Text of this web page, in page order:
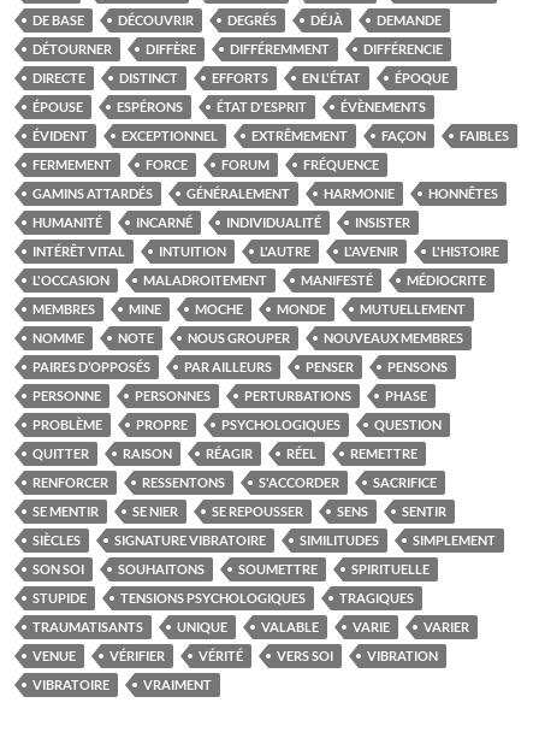
DE BASE
DÉCOUVRIR DEGRÉS DÉJÀ
DEMANDE
DÉTOURNER
DIFFÈRE DIFFÉREMMENT
DIFFÉRENCIE
DIRECTE
DISTINCT EFFORTS EN L'ÉTAT
ÉPOQUE
ÉPOUSE
ESPÉRONS ÉTAT D'ESPRIT
ÉVÈNEMENTS
ÉVIDENT
EXCEPTIONNEL EXTRÊMEMENT FAÇON
FAIBLES
FERMEMENT
FORCE FORUM
FRÉQUENCE
GAMINS ATTARDÉS
GÉNÉRALEMENT HARMONIE
HONNÊTES
HUMANITÉ
INCARNÉ INDIVIDUALITÉ
INSISTER
INTÉRÊT VITAL
INTUITION L'AUTRE L'AVENIR
L'HISTOIRE
L'OCCASION
MALADROITEMENT MANIFESTÉ
MÉDIOCRITE
MEMBRES
MINE MOCHE MONDE
MUTUELLEMENT
NOMME
NOTE NOUS GROUPER
NOUVEAUX MEMBRES
PAIRES D’OPPOSÉS
PAR AILLEURS PENSER
PENSONS
PERSONNE
PERSONNES PERTURBATIONS
PHASE
PROBLÈME
PROPRE PSYCHOLOGIQUES
QUESTION
QUITTER
RAISON RÉAGIR RÉEL
REMETTRE
RENFORCER
RESSENTONS S'ACCORDER
SACRIFICE
SE MENTIR
SE NIER SE REPOUSSER SENS
SENTIR
SIÈCLES
SIGNATURE VIBRATOIRE SIMILITUDES
SIMPLEMENT
SON SOI
SOUHAITONS SOUMETTRE
SPIRITUELLE
STUPIDE
TENSIONS PSYCHOLOGIQUES
TRAGIQUES
TRAUMATISANTS
UNIQUE VALABLE VARIE
VARIER
VENUE
VÉRIFIER VÉRITÉ VERS SOI
VIBRATION
VIBRATOIRE
VRAIMENT